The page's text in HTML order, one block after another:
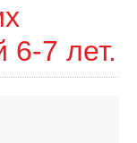
6-7 лет.